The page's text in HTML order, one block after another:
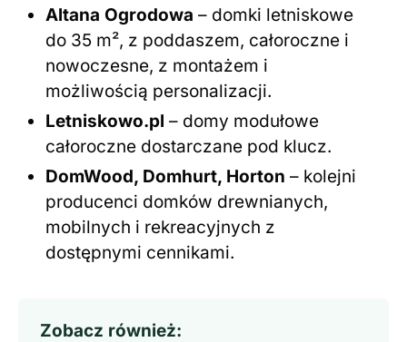
Altana Ogrodowa – domki letniskowe
do 35 m², z poddaszem, całoroczne i
nowoczesne, z montażem i
możliwością personalizacji.
Letniskowo.pl – domy modułowe
całoroczne dostarczane pod klucz.
DomWood, Domhurt, Horton – kolejni
producenci domków drewnianych,
mobilnych i rekreacyjnych z
dostępnymi cennikami.
Zobacz również: